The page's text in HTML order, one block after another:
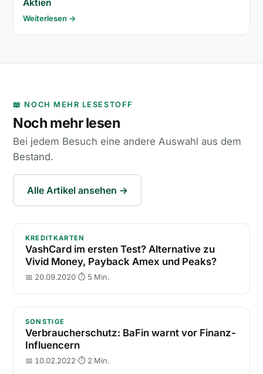
Aktien
Weiterlesen →
📖 NOCH MEHR LESESTOFF
Noch mehr lesen
Bei jedem Besuch eine andere Auswahl aus dem
Bestand.
Alle Artikel ansehen →
VashCard im ersten Test? Alternative zu Vivid
KREDITKARTEN
VashCard im ersten Test? Alternative zu
Vivid Money, Payback Amex und Peaks?
📅 20.09.2020·⏱ 5 Min.
Verbraucherschutz: BaFin warnt vor Finanz-
SONSTIGE
Verbraucherschutz: BaFin warnt vor Finanz-
Influencern
📅 10.02.2022·⏱ 2 Min.